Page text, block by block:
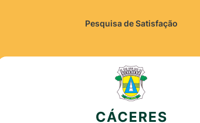
Pesquisa de Satisfação